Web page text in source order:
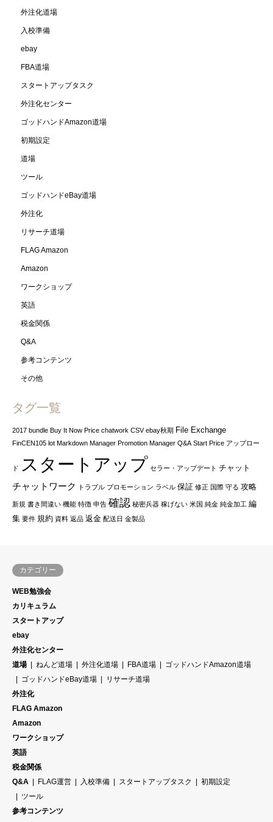
外注化道場
入校準備
ebay
FBA道場
スタートアップタスク
外注化センター
ゴッドハンドAmazon道場
初期設定
道場
ツール
ゴッドハンドeBay道場
外注化
リサーチ道場
FLAG Amazon
Amazon
ワークショップ
英語
税金関係
Q&A
参考コンテンツ
その他
タグ一覧
2017 bundle Buy It Now Price chatwork CSV ebay秋期 File Exchange
FinCEN105 lot Markdown Manager Promotion Manager Q&A Start Price アップロー
ド スタートアップ セラー・アップデート チャット
チャットワーク トラブル プロモーション ラベル 保証 修正 国際 守る 攻略
新規 書き間違い 機能 特徴 申告 確認 秘密兵器 稼げない 米国 純金 純金加工 編
集 要件 規約 資料 返品 返金 配送日 金製品
カテゴリー
WEB勉強会
カリキュラム
スタートアップ
ebay
外注化センター
道場
ねんど道場 外注化道場 FBA道場
ゴッドハンドAmazon道場
ゴッドハンドeBay道場
リサーチ道場
外注化
FLAG Amazon
Amazon
ワークショップ
英語
税金関係
Q&A
FLAG運営 入校準備 スタートアップタスク
初期設定
ツール
参考コンテンツ